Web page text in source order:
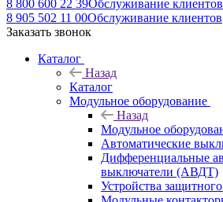
8 800 600 22 39Обслуживание клиентов
8 905 502 11 00Обслуживание клиентов
Заказать звонок
Каталог
Назад
Каталог
Модульное оборудование
Назад
Модульное
Автоматические
Дифференциальные
выключатели (АВДТ)
Устройства